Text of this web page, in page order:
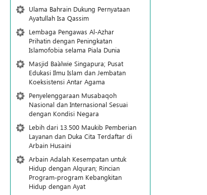
Ulama Bahrain Dukung Pernyataan
Ayatullah Isa Qassim
Lembaga Pengawas Al-Azhar
Prihatin dengan Peningkatan
Islamofobia selama Piala Dunia
Masjid Ba`alwie Singapura; Pusat
Edukasi Ilmu Islam dan Jembatan
Koeksistensi Antar Agama
Penyelenggaraan Musabaqoh
Nasional dan Internasional Sesuai
dengan Kondisi Negara
Lebih dari 13.500 Maukib Pemberian
Layanan dan Duka Cita Terdaftar di
Arbain Husaini
Arbain Adalah Kesempatan untuk
Hidup dengan Alquran; Rincian
Program-program Kebangkitan
Hidup dengan Ayat